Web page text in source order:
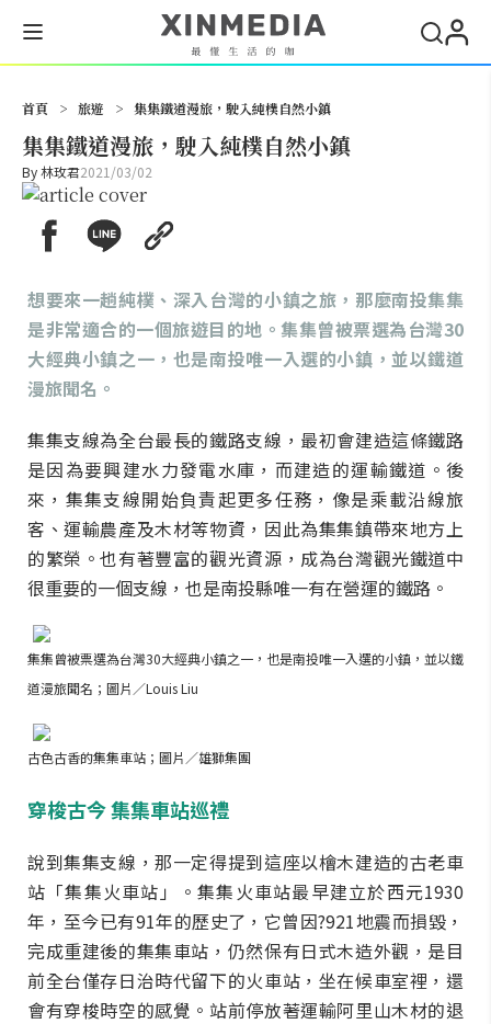
首頁 > 旅遊 > 集集鐵道漫旅，駛入純樸自然小鎮
集集鐵道漫旅，駛入純樸自然小鎮
By林玫君2021/03/02
想要來一趟純樸、深入台灣的小鎮之旅，那麼南投集集
是非常適合的一個旅遊目的地。集集曾被票選為台灣30
大經典小鎮之一，也是南投唯一入選的小鎮，並以鐵道
漫旅聞名。
集集支線為全台最長的鐵路支線，最初會建造這條鐵路
是因為要興建水力發電水庫，而建造的運輸鐵道。後
來，集集支線開始負責起更多任務，像是乘載沿線旅
客、運輸農產及木材等物資，因此為集集鎮帶來地方上
的繁榮。也有著豐富的觀光資源，成為台灣觀光鐵道中
很重要的一個支線，也是南投縣唯一有在營運的鐵路。
集集曾被票選為台灣30大經典小鎮之一，也是南投唯一入選的小鎮，並以鐵
道漫旅聞名；圖片／Louis Liu
古色古香的集集車站；圖片／雄獅集團
穿梭古今 集集車站巡禮
說到集集支線，那一定得提到這座以檜木建造的古老車
站「集集火車站」。集集火車站最早建立於西元1930
年，至今已有91年的歷史了，它曾因?921地震而損毀，
完成重建後的集集車站，仍然保有日式木造外觀，是目
前全台僅存日治時代留下的火車站，坐在候車室裡，還
會有穿梭時空的感覺。站前停放著運輸阿里山木材的退